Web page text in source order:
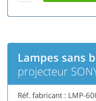
Lampes sans
projecteur
Réf. fabricant : LMP-